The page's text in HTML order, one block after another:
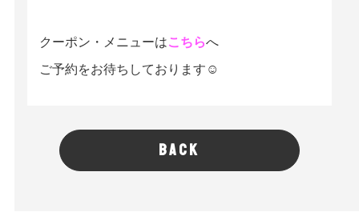
クーポン・メニューはこちらへ
ご予約をお待ちしております☺
BACK